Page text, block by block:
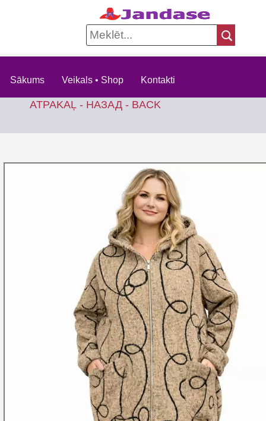
Sākums Veikals • Shop Kontakti
ATPAKAĻ - НАЗАД - BACK